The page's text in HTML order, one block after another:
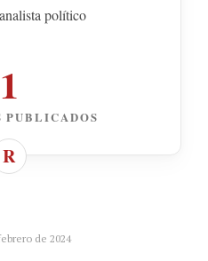
político
1
PUBLICADOS
de 2024